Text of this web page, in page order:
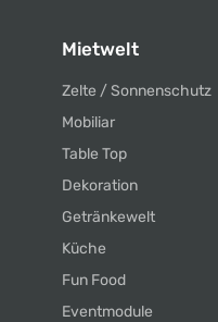
Mietwelt
Zelte / Sonnenschutz
Mobiliar
Table Top
Dekoration
Getränkewelt
Küche
Fun Food
Eventmodule